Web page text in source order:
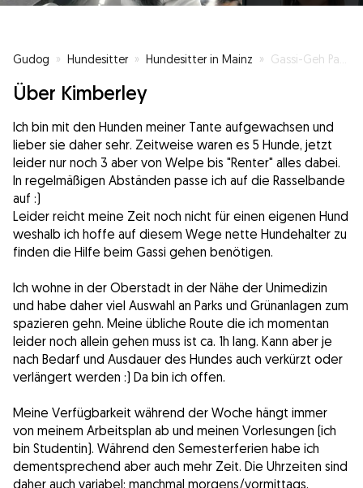
Gudog » Hundesitter » Hundesitter in Mainz » Gassi-Geh Patin mit großem Herz
Über Kimberley
Ich bin mit den Hunden meiner Tante aufgewachsen und
lieber sie daher sehr. Zeitweise waren es 5 Hunde, jetzt
leider nur noch 3 aber von Welpe bis "Renter" alles dabei.
In regelmäßigen Abständen passe ich auf die Rasselbande
auf :)
Leider reicht meine Zeit noch nicht für einen eigenen Hund
weshalb ich hoffe auf diesem Wege nette Hundehalter zu
finden die Hilfe beim Gassi gehen benötigen.
Ich wohne in der Oberstadt in der Nähe der Unimedizin
und habe daher viel Auswahl an Parks und Grünanlagen zum
spazieren gehn. Meine übliche Route die ich momentan
leider noch allein gehen muss ist ca. 1h lang. Kann aber je
nach Bedarf und Ausdauer des Hundes auch verkürzt oder
verlängert werden :) Da bin ich offen.
Meine Verfügbarkeit während der Woche hängt immer
von meinem Arbeitsplan ab und meinen Vorlesungen (ich
bin Studentin). Während den Semesterferien habe ich
dementsprechend aber auch mehr Zeit. Die Uhrzeiten sind
daher auch variabel: manchmal morgens/vormittags,